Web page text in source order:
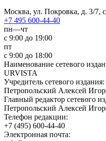
Москва, ул. Покровка, д. 3/7,
+7 495 600-44-40
пн—чт
с 9:00 до 19:00
пт
с 9:00 до 18:00
Наименование сетевого
URVISTA
Учредитель сетевого издания:
Петропольский Алексей
Главный редактор сетевого
Петропольский Алексей
Телефон редакции:
+7 (495) 600-44-40
Электронная почта: